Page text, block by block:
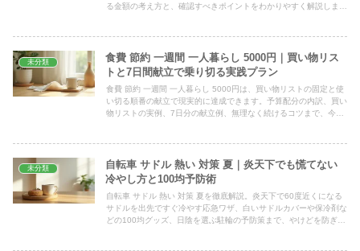
る金額の考え方と、確認すべきポイントをわかりやすく解説しま
未分類
食費 節約 一週間 一人暮らし 5000円｜買い物リス
トと7日間献立で乗り切る実践プラン
食費 節約 一週間 一人暮らし 5000円は、買い物リストの固定と使
い切る順番の献立で現実的に達成できます。予算配分の内訳、買い
物リストの実例、7日分の献立例、無理なく続けるコツまで、今日
未分類
自転車 サドル 熱い 対策 夏｜炎天下でも慌てない
冷やし方と100均予防術
自転車 サドル 熱い 対策 夏を徹底解説。炎天下で60度近くになる
サドルを出先ですぐ冷やす応急ワザ、白いサドルカバーや保冷剤な
どの100均グッズ、日陰を選ぶ駐輪の予防策まで、やけどを防ぎな